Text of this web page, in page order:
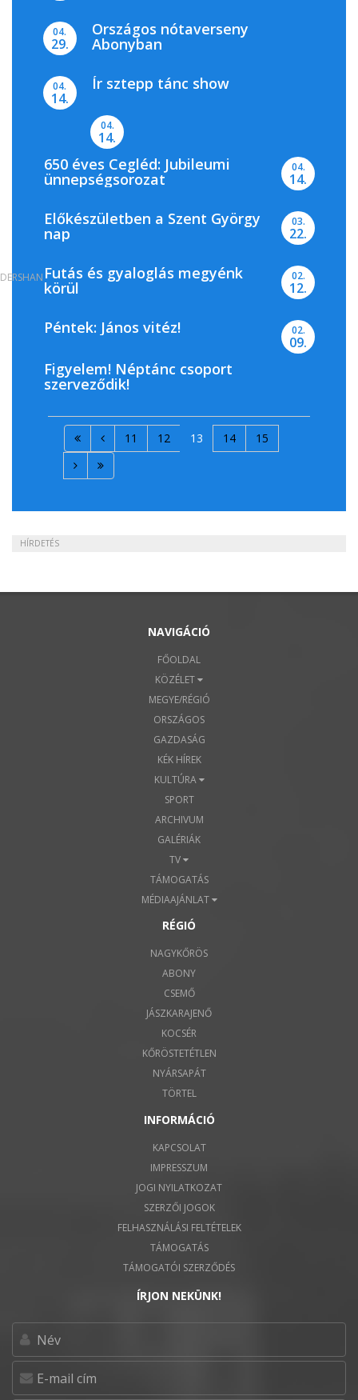
04.
29.
Országos nótaverseny
Abonyban
04.
14.
Ír sztepp tánc show
04.
14.
650 éves Cegléd: Jubileumi
ünnepségsorozat
04.
14.
Előkészületben a Szent György
nap
03.
22.
Futás és gyaloglás megyénk
körül
02.
12.
Péntek: János vitéz! 02.
09.
Figyelem! Néptánc csoport
szerveződik!
11 12 13 14 15
HÍRDETÉS
NAVIGÁCIÓ
FŐOLDAL
KÖZÉLET
MEGYE/RÉGIÓ
ORSZÁGOS
GAZDASÁG
KÉK HÍREK
KULTÚRA
SPORT
ARCHIVUM
GALÉRIÁK
TV
TÁMOGATÁS
MÉDIAAJÁNLAT
RÉGIÓ
NAGYKŐRÖS
ABONY
CSEMŐ
JÁSZKARAJENŐ
KOCSÉR
KŐRÖSTETÉTLEN
NYÁRSAPÁT
TÖRTEL
DERSHAN
INFORMÁCIÓ
KAPCSOLAT
IMPRESSZUM
JOGI NYILATKOZAT
SZERZŐI JOGOK
FELHASZNÁLÁSI FELTÉTELEK
TÁMOGATÁS
TÁMOGATÓI SZERZŐDÉS
ÍRJON NEKÜNK!